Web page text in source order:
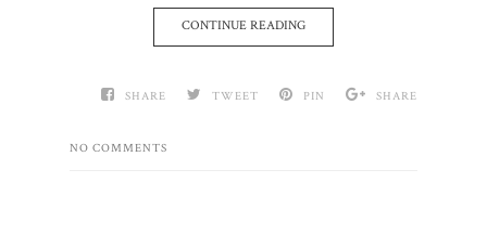
CONTINUE READING
SHARE TWEET PIN SHARE
NO COMMENTS